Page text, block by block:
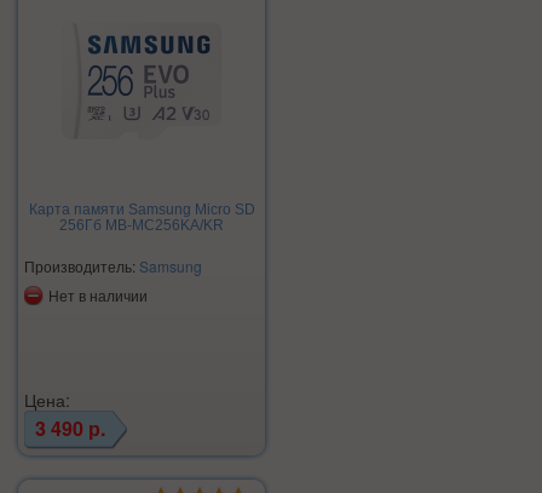
Карта памяти Samsung Micro SD
256Гб MB-MC256KA/KR
Производитель: Samsung
Нет в наличии
Цена:
3 490 р.